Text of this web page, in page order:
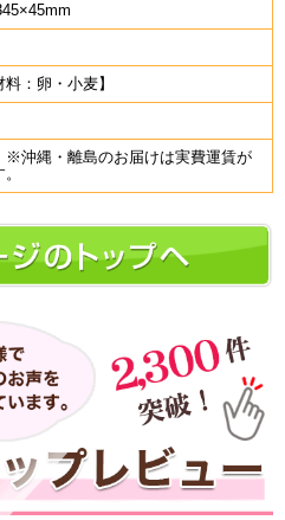
料：卵・小麦】
沖縄・離島のお届けは実費運賃が